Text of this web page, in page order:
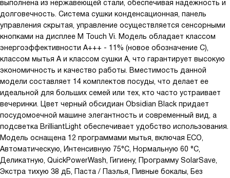
выполнена из нержавеющей стали, обеспечивая надежность и
долговечность. Система сушки конденсационная, панель
управления скрытая, управление осуществляется сенсорными
кнопками на дисплее M Touch Vi. Модель обладает классом
энергоэффективности А+++ - 11% (новое обозначение C),
классом мытья A и классом сушки A, что гарантирует высокую
экономичность и качество работы. Вместимость данной
модели составляет 14 комплектов посуды, что делает ее
идеальной для больших семей или тех, кто часто устраивает
вечеринки. Цвет черный обсидиан Obsidian Black придает
посудомоечной машине элегантность и современный вид, а
подсветка BrilliantLight обеспечивает удобство использования.
Модель оснащена 12 программами мытья, включая ECO,
Автоматическую, Интенсивную 75°С, Нормальную 60 °C,
Деликатную, QuickPowerWash, Гигиену, Программу SolarSave,
Экстра тихую 38 дБ, Паста / Паэлья, Пивные бокалы, Без